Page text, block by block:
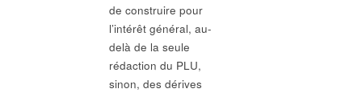
de construire pour
l’intérêt général, au-
delà de la seule
rédaction du PLU,
sinon, des dérives